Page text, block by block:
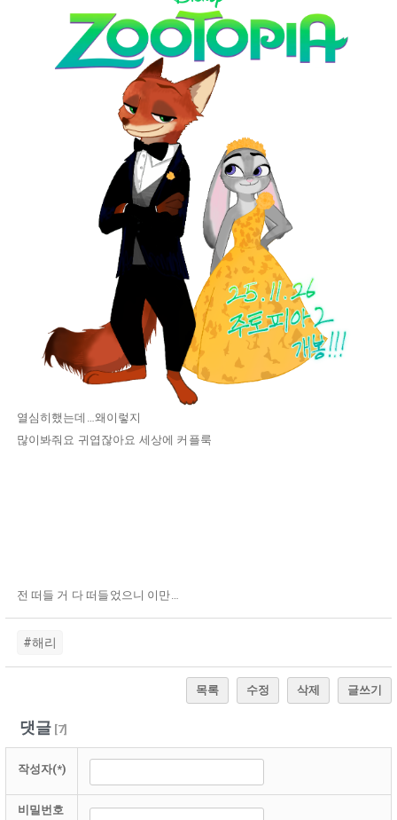
열심히했는데…왜이렇지
많이봐줘요 귀엽잖아요 세상에 커플룩
전 떠들 거 다 떠들었으니 이만…
#해리
목록 수정 삭제 글쓰기
댓글[7]
작성자(*)
비밀번호